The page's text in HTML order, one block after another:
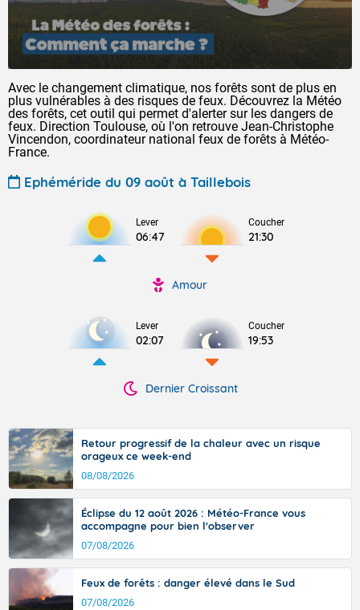
Avec le changement climatique, nos forêts sont de plus en
plus vulnérables à des risques de feux. Découvrez la Météo
des forêts, cet outil qui permet d'alerter sur les dangers de
feux. Direction Toulouse, où l'on retrouve Jean-Christophe
Vincendon, coordinateur national feux de forêts à Météo-
France.
Ephéméride du 09 août à Taillebois
Lever
06:47
Coucher
21:30
Amour
Lever
02:07
Coucher
19:53
Dernier Croissant
Retour progressif de la chaleur avec un risque
orageux ce week-end
08/08/2026
Éclipse du 12 août 2026 : Météo-France vous
accompagne pour bien l'observer
07/08/2026
Feux de forêts : danger élevé dans le Sud
07/08/2026